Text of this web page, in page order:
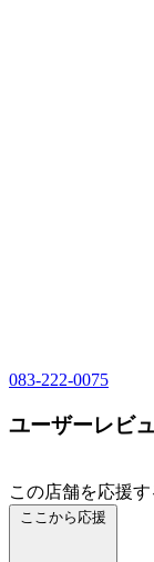
083-222-0075
ユーザーレビ
この店舗を応援す
ここから応援